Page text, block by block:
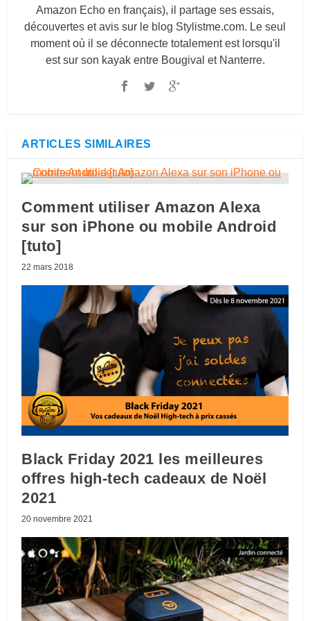
Amazon Echo en français), il partage ses essais,
découvertes et avis sur le blog Stylistme.com. Le seul
moment où il se déconnecte totalement est lorsqu'il
est sur son kayak entre Bougival et Nanterre.
ARTICLES SIMILAIRES
Comment utiliser Amazon Alexa
sur son iPhone ou mobile Android
[tuto]
22 mars 2018
Black Friday 2021 les meilleures
offres high-tech cadeaux de Noël
2021
20 novembre 2021